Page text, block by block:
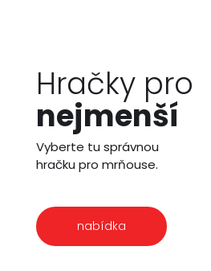
Hračky pro
nejmenší
Vyberte tu správnou
hračku pro mrňouse.
nabídka